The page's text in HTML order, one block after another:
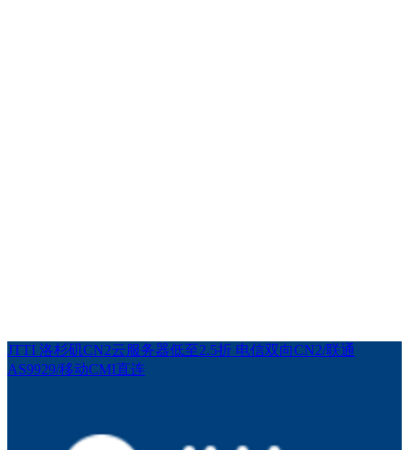
JTTI 洛杉矶CN2云服务器低至2.5折 电信双向CN2/联通
AS9929/移动CMI直连